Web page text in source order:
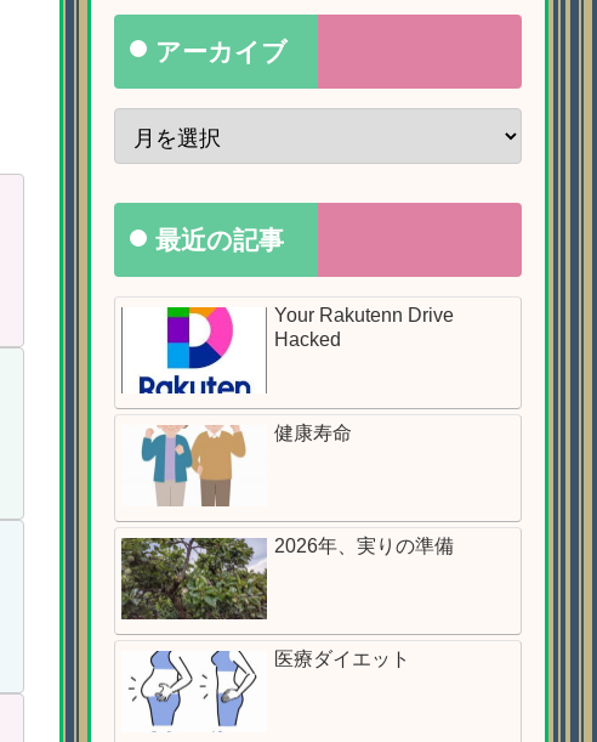
アーカイブ
最近の記事
Your Rakutenn Drive
Hacked
健康寿命
2026年、実りの準備
医療ダイエット